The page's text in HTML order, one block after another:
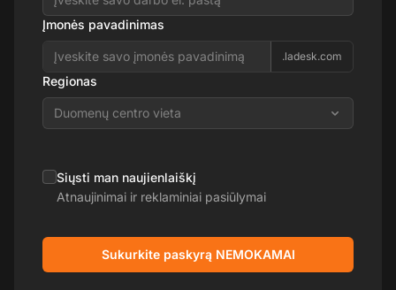
Įmonės pavadinimas
.ladesk.com
Regionas
Duomenų centro vieta
Siųsti man naujienlaiškį
Atnaujinimai ir reklaminiai pasiūlymai
Sukurkite paskyrą NEMOKAMAI